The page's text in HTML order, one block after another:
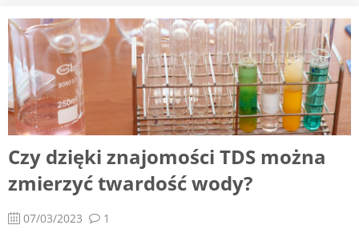
Czy dzięki znajomości TDS można
zmierzyć twardość wody?
07/03/2023 1